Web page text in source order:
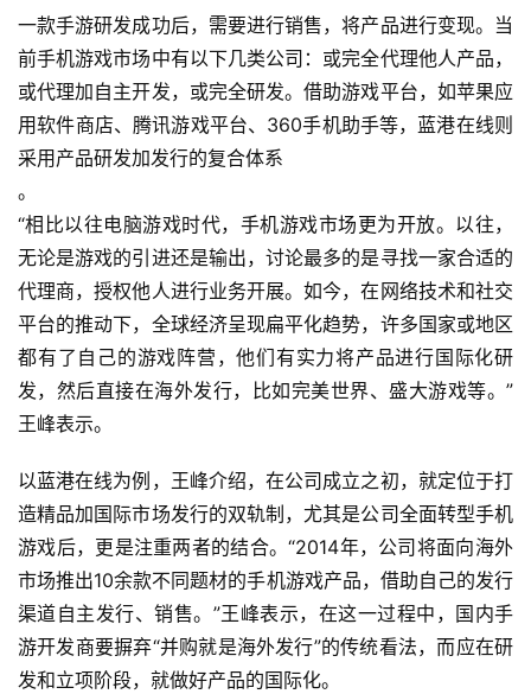
闲
游
戏
2
0
2
5
第
十
三
届
金
茶
奖
7
月
3
0
一款手游研发成功后，需要进行销售，将产品进行变现。当
前手机游戏市场中有以下几类公司：或完全代理他人产品，
或代理加自主开发，或完全研发。借助游戏平台，如苹果应
用软件商店、腾讯游戏平台、360手机助手等，蓝港在线则
采用产品研发加发行的复合体系
。
“相比以往电脑游戏时代，手机游戏市场更为开放。以往，
无论是游戏的引进还是输出，讨论最多的是寻找一家合适的
代理商，授权他人进行业务开展。如今，在网络技术和社交
平台的推动下，全球经济呈现扁平化趋势，许多国家或地区
都有了自己的游戏阵营，他们有实力将产品进行国际化研
发，然后直接在海外发行，比如完美世界、盛大游戏等。”
王峰表示。
以蓝港在线为例，王峰介绍，在公司成立之初，就定位于打
造精品加国际市场发行的双轨制，尤其是公司全面转型手机
游戏后，更是注重两者的结合。“2014年，公司将面向海外
市场推出10余款不同题材的手机游戏产品，借助自己的发行
渠道自主发行、销售。”王峰表示，在这一过程中，国内手
游开发商要摒弃“并购就是海外发行”的传统看法，而应在研
发和立项阶段，就做好产品的国际化。